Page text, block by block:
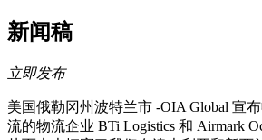
新闻稿
立即发布
美国俄勒冈州波特兰市 -OIA Global 宣
流的物流企业 BTi Logistics 和 Airmark